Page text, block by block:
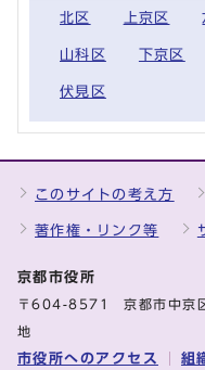
北区 上京区
山科区 下京区
伏見区
このサイトの考え方
著作権・リンク等
京都市役所
〒604-8571 京都市中京
地
市役所へのアクセス 組